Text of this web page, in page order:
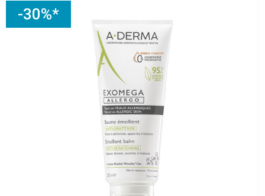
-30%*